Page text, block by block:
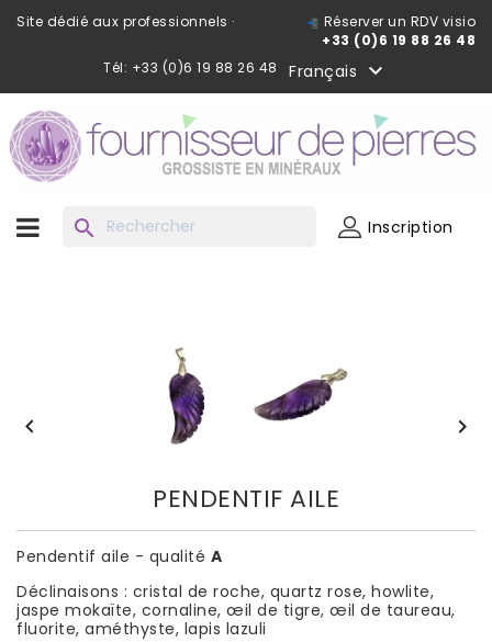
Site dédié aux professionnels ·
Réserver un RDV visio
+33 (0)6 19 88 26 48
Tél: +33 (0)6 19 88 26 48
Français 
search Inscription
 
PENDENTIF AILE
Pendentif aile - qualité A
Déclinaisons : cristal de roche, quartz rose, howlite,
jaspe mokaïte, cornaline, œil de tigre, œil de taureau,
fluorite, améthyste, lapis lazuli